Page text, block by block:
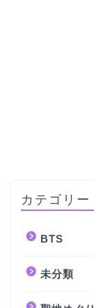
カテゴリー
BTS
未分類